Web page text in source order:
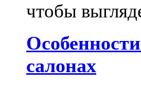
чтобы
салонах